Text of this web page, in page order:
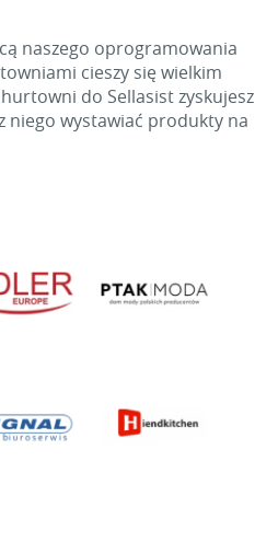
naszego oprogramowania
cieszy się wielkim
do Sellasist zyskujesz
niego wystawiać produkty na